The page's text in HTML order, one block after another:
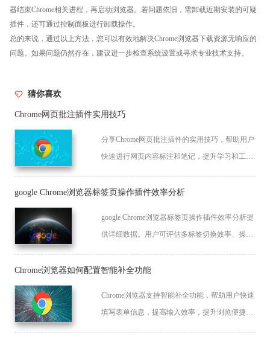
器结束Chrome相关进程，再启动浏览器。若问题依旧，需卸载近期安装的可疑
插件，还可通过控制面板进行卸载操作。
总的来说，通过以上方法，您可以有效地解决Chrome浏览器下载资源无响应的
问题。如果问题仍然存在，建议进一步检查系统设置或寻求专业技术支持。
猜你喜欢
Chrome网页批注插件实用技巧
分享Chrome网页批注插件的实用技巧，帮助用户
快速进行网页内容标注和笔记，提升学习和工作
google Chrome浏览器标签页操作插件效率分析
google Chrome浏览器标签页操作插件效率分析提
供详细数据。用户可评估多标签切换效率、操作
Chrome浏览器如何配置智能补全功能
Chrome浏览器支持智能补全功能，帮助用户快速
填写表单信息，提高输入效率，提升浏览便捷